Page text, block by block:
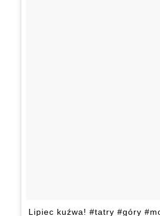
Lipiec kuźwa! #tatry #góry